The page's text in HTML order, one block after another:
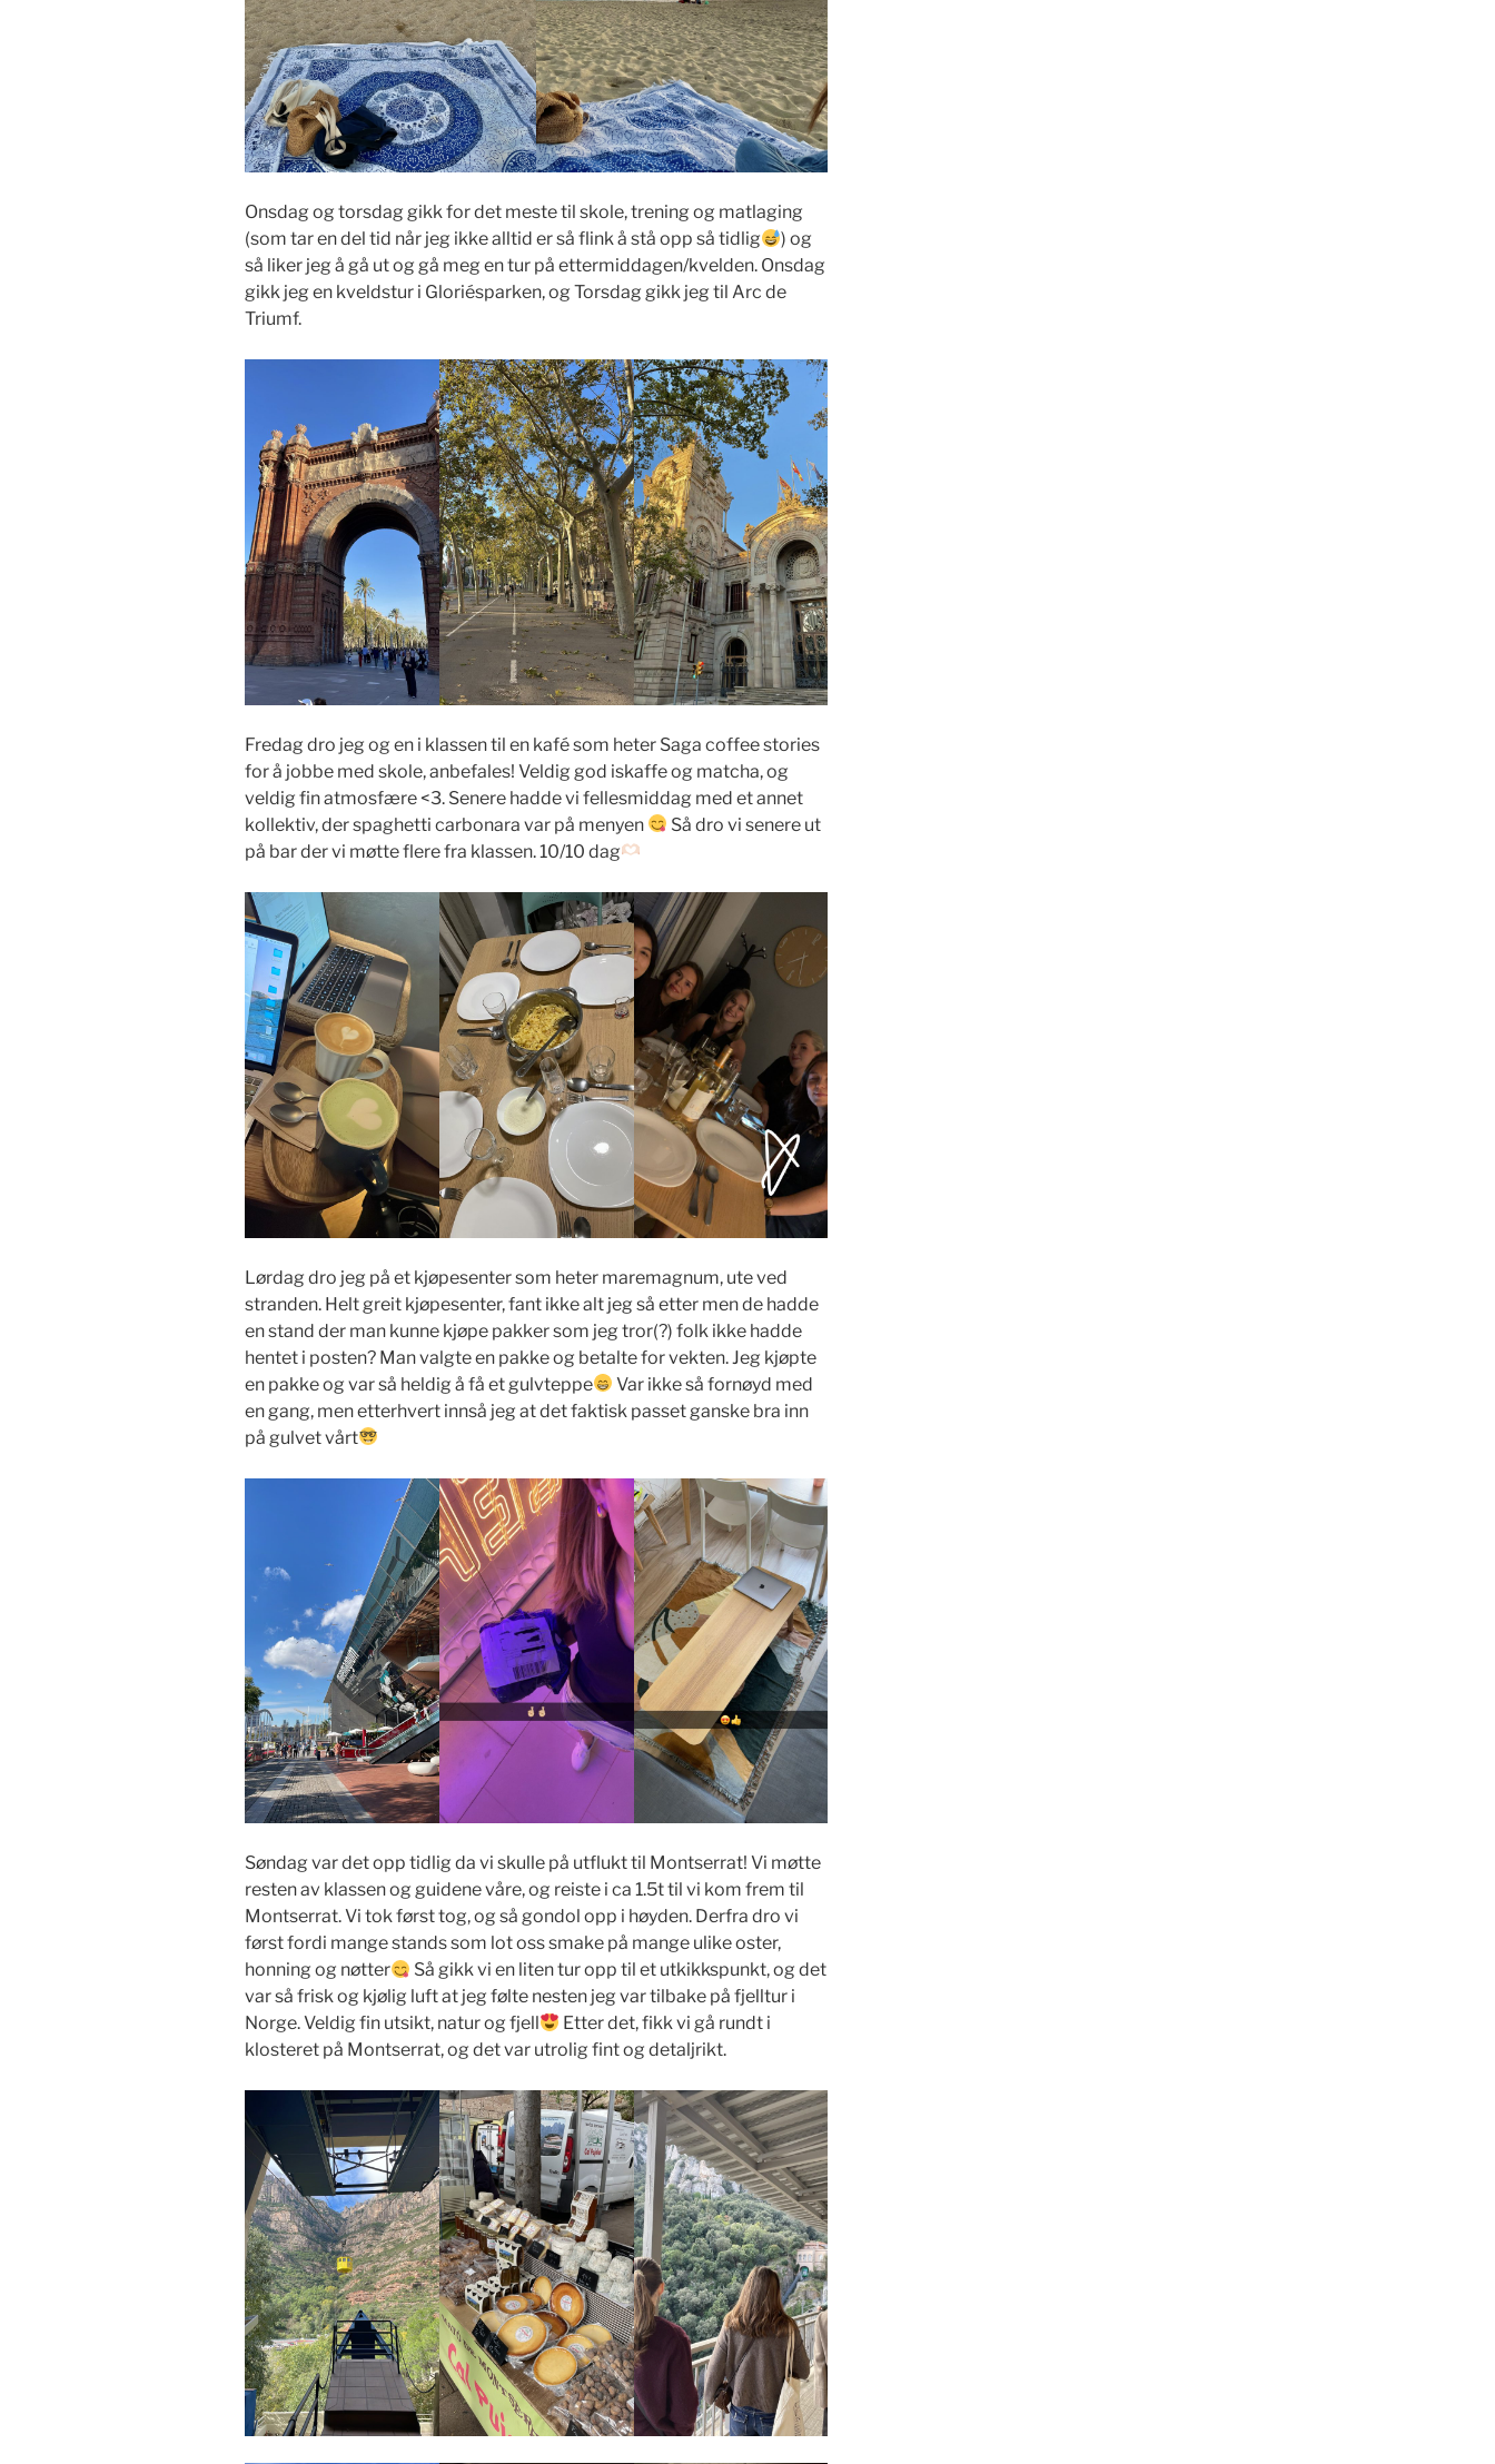
Onsdag og torsdag gikk for det meste til skole, trening og matlaging
(som tar en del tid når jeg ikke alltid er så flink å stå opp så tidlig
) og
så liker jeg å gå ut og gå meg en tur på ettermiddagen/kvelden. Onsdag
gikk jeg en kveldstur i Gloriésparken, og Torsdag gikk jeg til Arc de
Triumf.
Fredag dro jeg og en i klassen til en kafé som heter Saga coffee stories
for å jobbe med skole, anbefales! Veldig god iskaffe og matcha, og
veldig fin atmosfære <3. Senere hadde vi fellesmiddag med et annet
kollektiv, der spaghetti carbonara var på menyen
Så dro vi senere ut
på bar der vi møtte flere fra klassen. 10/10 dag
Lørdag dro jeg på et kjøpesenter som heter maremagnum, ute ved
stranden. Helt greit kjøpesenter, fant ikke alt jeg så etter men de hadde
en stand der man kunne kjøpe pakker som jeg tror(?) folk ikke hadde
hentet i posten? Man valgte en pakke og betalte for vekten. Jeg kjøpte
en pakke og var så heldig å få et gulvteppe
Var ikke så fornøyd med
en gang, men etterhvert innså jeg at det faktisk passet ganske bra inn
på gulvet vårt
Søndag var det opp tidlig da vi skulle på utflukt til Montserrat! Vi møtte
resten av klassen og guidene våre, og reiste i ca 1.5t til vi kom frem til
Montserrat. Vi tok først tog, og så gondol opp i høyden. Derfra dro vi
først fordi mange stands som lot oss smake på mange ulike oster,
honning og nøtter
Så gikk vi en liten tur opp til et utkikkspunkt, og det
var så frisk og kjølig luft at jeg følte nesten jeg var tilbake på fjelltur i
Norge. Veldig fin utsikt, natur og fjell
Etter det, fikk vi gå rundt i
klosteret på Montserrat, og det var utrolig fint og detaljrikt.